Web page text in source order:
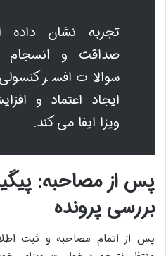
تجربه نشان
صداقت و انسجام
سوالات افسر
ایجاد اعتماد و
ویزا ایفا می کند.
پس از مصاحبه:
بررسی پرونده
پس از اتمام مصاحبه و ثبت